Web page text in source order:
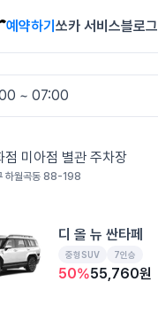
예약하기 쏘카 서비스블로그
~ 07:00
주차장 렌터카
점 미아점 별관 주차장
하월곡동 88-198
디 올 뉴 싼타페
중형SUV 7인승
50%55,760원